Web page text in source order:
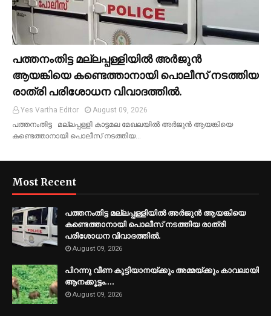
പത്തനംതിട്ട മല്ലപ്പള്ളിയിൽ അർജുൻ
ആയങ്കിയെ കണ്ടെത്താനായി പൊലീസ് നടത്തിയ
രാത്രി പരിശോധന വിവാദത്തിൽ.
Yes Vartha Editor
August 09, 2026
പത്തനംതിട്ട മല്ലപ്പള്ളി കാട്ടമല മേഖലയിൽ അർജുൻ ആയങ്കിയെ
കണ്ടെത്താനായി പൊലീസ് നടത്തിയ…
Most Recent
പത്തനംതിട്ട മല്ലപ്പള്ളിയിൽ അർജുൻ ആയങ്കിയെ
കണ്ടെത്താനായി പൊലീസ് നടത്തിയ രാത്രി
പരിശോധന വിവാദത്തിൽ.
August 09, 2026
പിറന്നു വീണ കുട്ടിയാനയ്ക്കും അമ്മയ്ക്കും കാവലായി
ആനക്കൂട്ടം....
August 09, 2026